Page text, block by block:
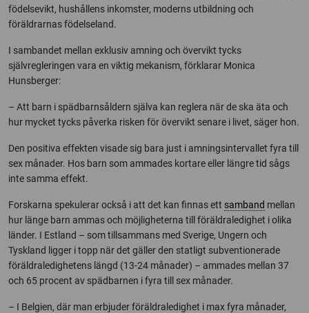
födelsevikt, hushållens inkomster, moderns utbildning och
föräldrarnas födelseland.
I sambandet mellan exklusiv amning och övervikt tycks
självregleringen vara en viktig mekanism, förklarar Monica
Hunsberger:
– Att barn i spädbarnsåldern själva kan reglera när de ska äta och
hur mycket tycks påverka risken för övervikt senare i livet, säger hon.
Den positiva effekten visade sig bara just i amningsintervallet fyra till
sex månader. Hos barn som ammades kortare eller längre tid sågs
inte samma effekt.
Forskarna spekulerar också i att det kan finnas ett samband mellan
hur länge barn ammas och möjligheterna till föräldraledighet i olika
länder. I Estland – som tillsammans med Sverige, Ungern och
Tyskland ligger i topp när det gäller den statligt subventionerade
föräldraledighetens längd (13-24 månader) – ammades mellan 37
och 65 procent av spädbarnen i fyra till sex månader.
– I Belgien, där man erbjuder föräldraledighet i max fyra månader,